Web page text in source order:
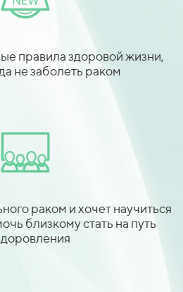
правила здоровой жизни,
не заболеть раком
раком и хочет научиться
близкому стать на путь